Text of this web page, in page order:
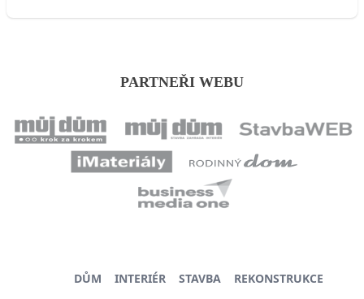
PARTNEŘI WEBU
DŮM INTERIÉR STAVBA
REKONSTRUKCE